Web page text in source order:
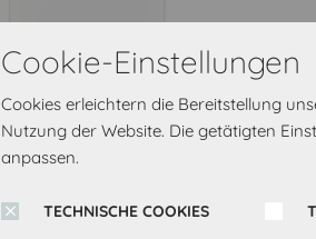
Cookie-Einstellungen
Cookies erleichtern die Bereitstellung
Nutzung der Website. Die getätigten
anpassen.
TECHNISCHE COOKIES